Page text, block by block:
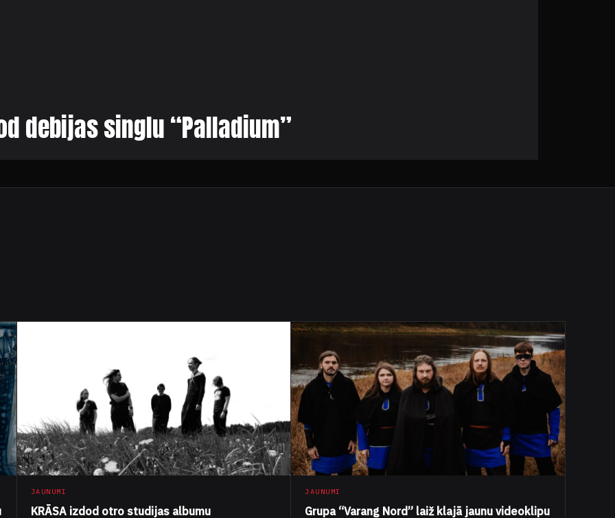
debijas singlu “Palladium”
JAUNUMI
KRĀSA izdod otro studijas albumu
JAUNUMI
Grupa “Varang Nord” laiž klajā jaunu videoklipu